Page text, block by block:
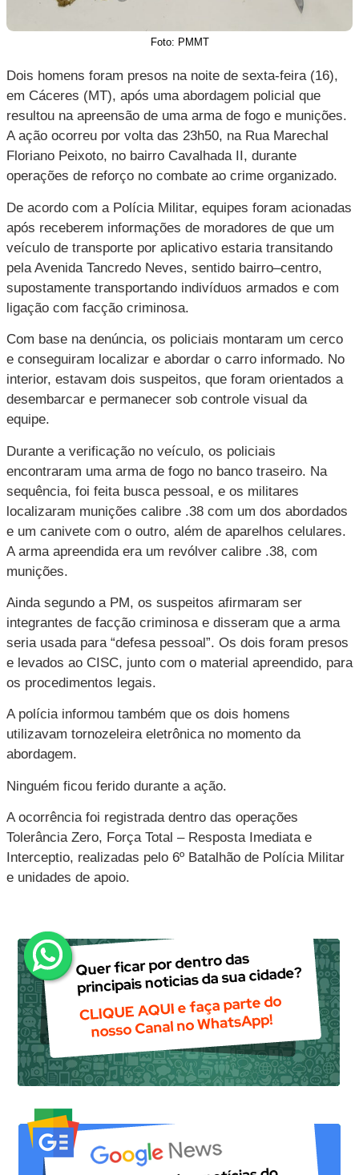
Foto: PMMT
Dois homens foram presos na noite de sexta-feira (16),
em Cáceres (MT), após uma abordagem policial que
resultou na apreensão de uma arma de fogo e munições.
A ação ocorreu por volta das 23h50, na Rua Marechal
Floriano Peixoto, no bairro Cavalhada II, durante
operações de reforço no combate ao crime organizado.
De acordo com a Polícia Militar, equipes foram acionadas
após receberem informações de moradores de que um
veículo de transporte por aplicativo estaria transitando
pela Avenida Tancredo Neves, sentido bairro–centro,
supostamente transportando indivíduos armados e com
ligação com facção criminosa.
Com base na denúncia, os policiais montaram um cerco
e conseguiram localizar e abordar o carro informado. No
interior, estavam dois suspeitos, que foram orientados a
desembarcar e permanecer sob controle visual da
equipe.
Durante a verificação no veículo, os policiais
encontraram uma arma de fogo no banco traseiro. Na
sequência, foi feita busca pessoal, e os militares
localizaram munições calibre .38 com um dos abordados
e um canivete com o outro, além de aparelhos celulares.
A arma apreendida era um revólver calibre .38, com
munições.
Ainda segundo a PM, os suspeitos afirmaram ser
integrantes de facção criminosa e disseram que a arma
seria usada para “defesa pessoal”. Os dois foram presos
e levados ao CISC, junto com o material apreendido, para
os procedimentos legais.
A polícia informou também que os dois homens
utilizavam tornozeleira eletrônica no momento da
abordagem.
Ninguém ficou ferido durante a ação.
A ocorrência foi registrada dentro das operações
Tolerância Zero, Força Total – Resposta Imediata e
Interceptio, realizadas pelo 6º Batalhão de Polícia Militar
e unidades de apoio.